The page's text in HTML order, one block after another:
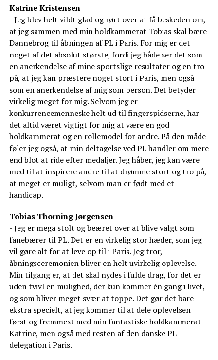
Katrine Kristensen
- Jeg blev helt vildt glad og rørt over at få beskeden om,
at jeg sammen med min holdkammerat Tobias skal bære
Dannebrog til åbningen af PL i Paris. For mig er det
noget af det absolut største, fordi jeg både ser det som
en anerkendelse af mine sportslige resultater og en tro
på, at jeg kan præstere noget stort i Paris, men også
som en anerkendelse af mig som person. Det betyder
virkelig meget for mig. Selvom jeg er
konkurrencemenneske helt ud til fingerspidserne, har
det altid været vigtigt for mig at være en god
holdkammerat og en rollemodel for andre. På den måde
føler jeg også, at min deltagelse ved PL handler om mere
end blot at ride efter medaljer. Jeg håber, jeg kan være
med til at inspirere andre til at drømme stort og tro på,
at meget er muligt, selvom man er født med et
handicap.
Tobias Thorning Jørgensen
- Jeg er mega stolt og beæret over at blive valgt som
fanebærer til PL. Det er en virkelig stor hæder, som jeg
vil gøre alt for at leve op til i Paris. Jeg tror,
åbningsceremonien bliver en helt uvirkelig oplevelse.
Min tilgang er, at det skal nydes i fulde drag, for det er
uden tvivl en mulighed, der kun kommer én gang i livet,
og som bliver meget svær at toppe. Det gør det bare
ekstra specielt, at jeg kommer til at dele oplevelsen
først og fremmest med min fantastiske holdkammerat
Katrine, men også med resten af den danske PL-
delegation i Paris.